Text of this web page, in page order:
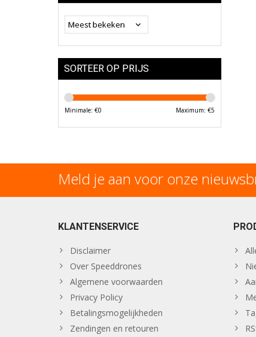
SORTEER OP PRIJS
Minimale: €0 Maximum: €5
Meld je aan voor onze
KLANTENSERVICE
Disclaimer
Over Speeddrones
Algemene voorwaarden
Privacy Policy
Betalingsmogelijkheden
Zendingen en retouren